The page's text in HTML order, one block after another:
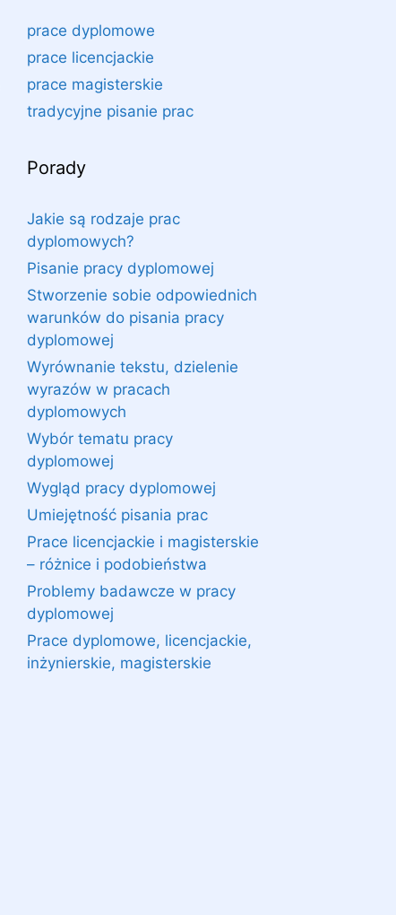
prace dyplomowe
prace licencjackie
prace magisterskie
tradycyjne pisanie prac
Porady
Jakie są rodzaje prac
dyplomowych?
Pisanie pracy dyplomowej
Stworzenie sobie odpowiednich
warunków do pisania pracy
dyplomowej
Wyrównanie tekstu, dzielenie
wyrazów w pracach
dyplomowych
Wybór tematu pracy
dyplomowej
Wygląd pracy dyplomowej
Umiejętność pisania prac
Prace licencjackie i magisterskie
– różnice i podobieństwa
Problemy badawcze w pracy
dyplomowej
Prace dyplomowe, licencjackie,
inżynierskie, magisterskie